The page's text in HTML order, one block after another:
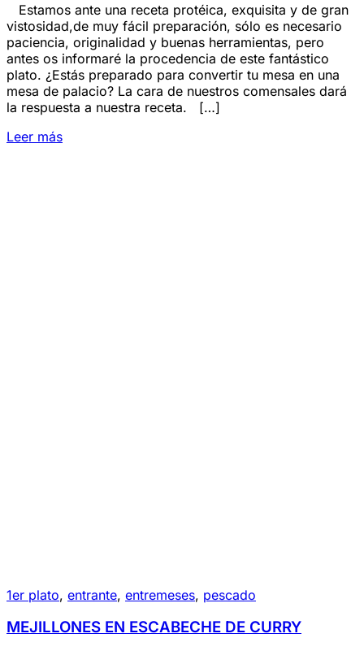
Estamos ante una receta protéica, exquisita y de gran
vistosidad,de muy fácil preparación, sólo es necesario
paciencia, originalidad y buenas herramientas, pero
antes os informaré la procedencia de este fantástico
plato. ¿Estás preparado para convertir tu mesa en una
mesa de palacio? La cara de nuestros comensales dará
la respuesta a nuestra receta. […]
Leer más
1er plato, entrante, entremeses, pescado
MEJILLONES EN ESCABECHE DE CURRY